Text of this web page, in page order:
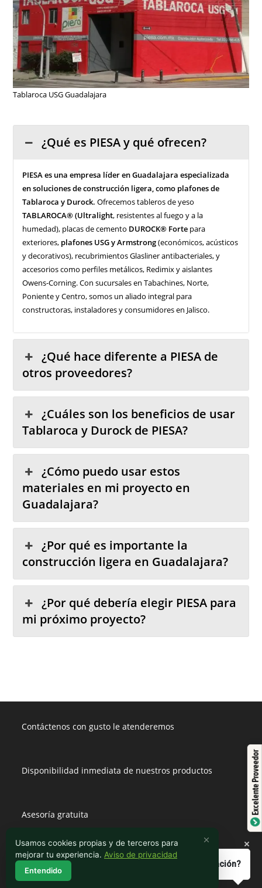
¿Necesita más Información?
Tablaroca USG Guadalajara
¿Qué es PIESA y qué ofrecen?
PIESA es una empresa líder en Guadalajara especializada
en soluciones de construcción ligera, como plafones de
Tablaroca y Durock. Ofrecemos tableros de yeso
TABLAROCA® (Ultralight, resistentes al fuego y a la
humedad), placas de cemento DUROCK® Forte para
exteriores, plafones USG y Armstrong(económicos, acústicos
y decorativos), recubrimientos Glasliner antibacteriales, y
accesorios como perfiles metálicos, Redimix y aislantes
Owens-Corning. Con sucursales en Tabachines, Norte,
Poniente y Centro, somos un aliado integral para
constructoras, instaladores y consumidores en Jalisco.
¿Qué hace diferente a PIESA de
otros proveedores?
¿Cuáles son los beneficios de usar
Tablaroca y Durock de PIESA?
¿Cómo puedo usar estos
materiales en mi proyecto en
Guadalajara?
¿Por qué es importante la
construcción ligera en Guadalajara?
¿Por qué debería elegir PIESA para
mi próximo proyecto?
Contáctenos con gusto le atenderemos
Disponibilidad inmediata de nuestros productos
Asesoría gratuita
Si no lo tenemos se los conseguimos
Usamos cookies propias y de terceros para
mejorar tu experiencia. Aviso de privacidad
Entendido
Excelente Proveedor